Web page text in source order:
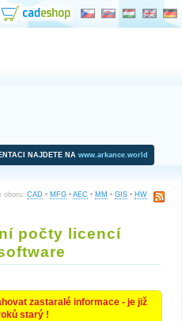
NAJDETE NA www.arkance.world
oboru: CAD • MFG • AEC • MM • GIS • HW
počty licencí
zastaralé informace - je již
starý !